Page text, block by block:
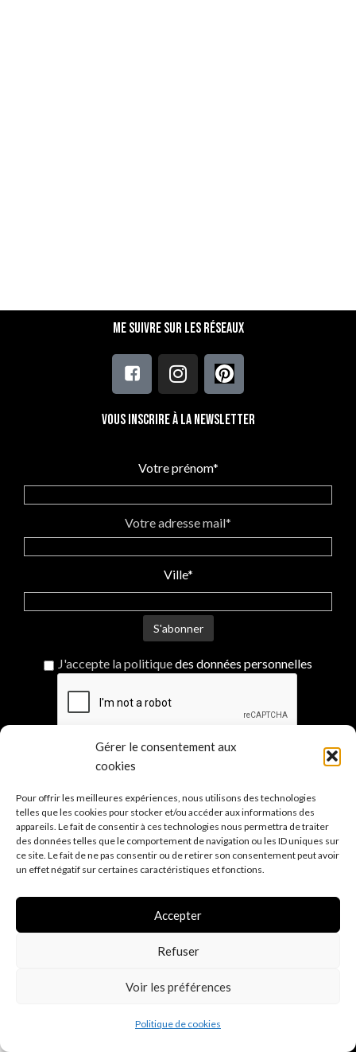
Gérer le consentement aux
cookies
Pour offrir les meilleures expériences, nous utilisons des technologies
telles que les cookies pour stocker et/ou accéder aux informations des
appareils. Le fait de consentir à ces technologies nous permettra de traiter
des données telles que le comportement de navigation ou les ID uniques sur
ce site. Le fait de ne pas consentir ou de retirer son consentement peut avoir
un effet négatif sur certaines caractéristiques et fonctions.
Accepter
Refuser
Voir les préférences
Politique de cookies
Me suivre sur les réseaux
Vous inscrire à la newsletter
Votre prénom*
Votre adresse mail*
Ville*
J'accepte la politiquedes données personnelles
Les points de vente
Sur mesure
Mentions légales
Politique de confidentialité R.G.P.D.